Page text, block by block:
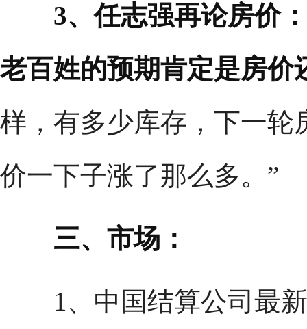
3、任志强再论房价
老百姓的预期肯定是房价
样，有多少库存，下一轮
价一下子涨了那么多。”
三、市场：
1、中国结算公司最新